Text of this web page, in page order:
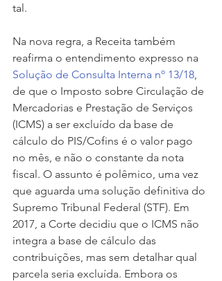
tal.
Na nova regra, a Receita também
reafirma o entendimento expresso na
Solução de Consulta Interna nº 13/18,
de que o Imposto sobre Circulação de
Mercadorias e Prestação de Serviços
(ICMS) a ser excluído da base de
cálculo do PIS/Cofins é o valor pago
no mês, e não o constante da nota
fiscal. O assunto é polêmico, uma vez
que aguarda uma solução definitiva do
Supremo Tribunal Federal (STF). Em
2017, a Corte decidiu que o ICMS não
integra a base de cálculo das
contribuições, mas sem detalhar qual
parcela seria excluída. Embora os